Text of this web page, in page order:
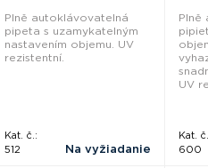
Plně autoklávovatelná
pipeta s uzamykatelným
nastavením objemu. UV
rezistentní.
Kat. č.:
512
Na vyžiadanie
Plně
UV
Kat.
600